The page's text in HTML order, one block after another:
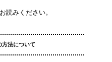
読みください。
方法について